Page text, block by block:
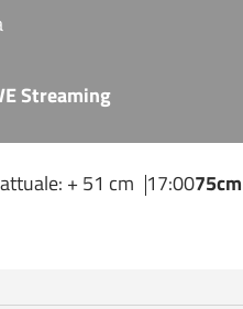
secondario
Streaming
+ 51 cm 17:0075cm